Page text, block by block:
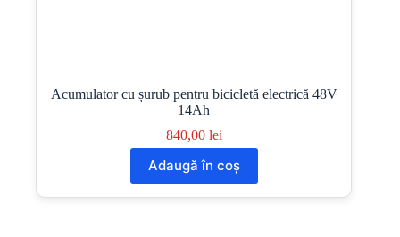
Acumulator cu șurub pentru bicicletă electrică 48V
14Ah
840,00 lei
Adaugă în coș